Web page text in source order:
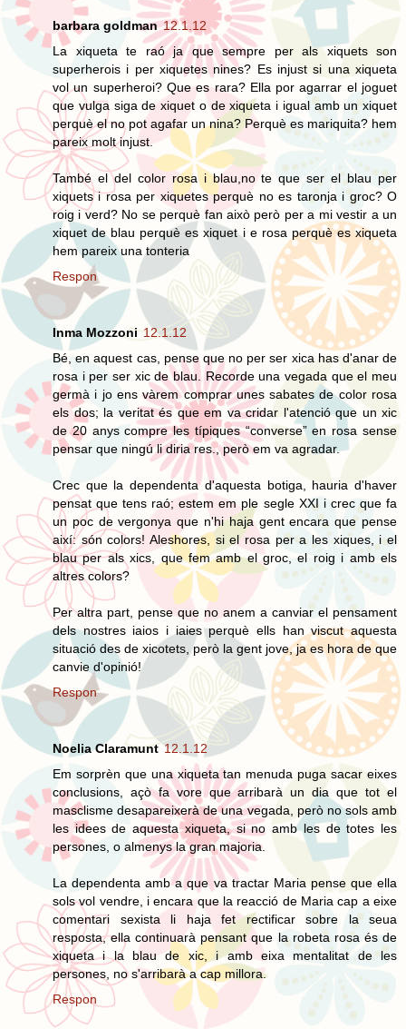
barbara goldman 12.1.12
La xiqueta te raó ja que sempre per als xiquets son
superherois i per xiquetes nines? Es injust si una xiqueta
vol un superheroi? Que es rara? Ella por agarrar el joguet
que vulga siga de xiquet o de xiqueta i igual amb un xiquet
perquè el no pot agafar un nina? Perquè es mariquita? hem
pareix molt injust.
També el del color rosa i blau,no te que ser el blau per
xiquets i rosa per xiquetes perquè no es taronja i groc? O
roig i verd? No se perquè fan això però per a mi vestir a un
xiquet de blau perquè es xiquet i e rosa perquè es xiqueta
hem pareix una tonteria
Respon
Inma Mozzoni 12.1.12
Bé, en aquest cas, pense que no per ser xica has d'anar de
rosa i per ser xic de blau. Recorde una vegada que el meu
germà i jo ens vàrem comprar unes sabates de color rosa
els dos; la veritat és que em va cridar l'atenció que un xic
de 20 anys compre les típiques “converse” en rosa sense
pensar que ningú li diria res., però em va agradar.
Crec que la dependenta d'aquesta botiga, hauria d'haver
pensat que tens raó; estem em ple segle XXI i crec que fa
un poc de vergonya que n'hi haja gent encara que pense
així: són colors! Aleshores, si el rosa per a les xiques, i el
blau per als xics, que fem amb el groc, el roig i amb els
altres colors?
Per altra part, pense que no anem a canviar el pensament
dels nostres iaios i iaies perquè ells han viscut aquesta
situació des de xicotets, però la gent jove, ja es hora de que
canvie d'opinió!
Respon
Noelia Claramunt 12.1.12
Em sorprèn que una xiqueta tan menuda puga sacar eixes
conclusions, açò fa vore que arribarà un dia que tot el
masclisme desapareixerà de una vegada, però no sols amb
les idees de aquesta xiqueta, si no amb les de totes les
persones, o almenys la gran majoria.
La dependenta amb a que va tractar Maria pense que ella
sols vol vendre, i encara que la reacció de Maria cap a eixe
comentari sexista li haja fet rectificar sobre la seua
resposta, ella continuarà pensant que la robeta rosa és de
xiqueta i la blau de xic, i amb eixa mentalitat de les
persones, no s'arribarà a cap millora.
Respon